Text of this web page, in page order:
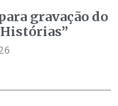
gravação do